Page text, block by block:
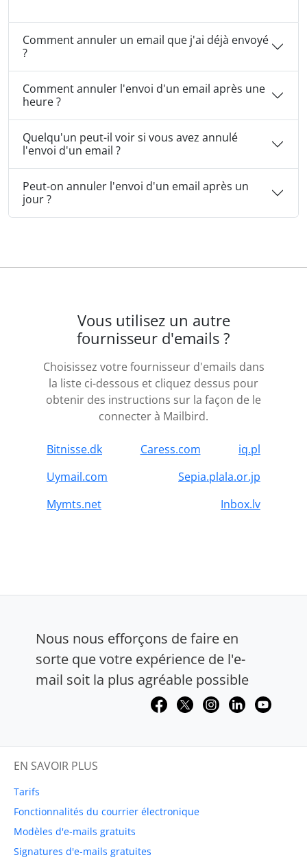
Comment annuler un email que j'ai déjà envoyé
?
Comment annuler l'envoi d'un email après une
heure ?
Quelqu'un peut-il voir si vous avez annulé
l'envoi d'un email ?
Peut-on annuler l'envoi d'un email après un
jour ?
Vous utilisez un autre
fournisseur d'emails ?
Choisissez votre fournisseur d'emails dans
la liste ci-dessous et cliquez dessus pour
obtenir des instructions sur la façon de le
connecter à Mailbird.
Bitnisse.dk Caress.com
iq.pl
Uymail.com
Sepia.plala.or.jp
Mymts.net
Inbox.lv
Nous nous efforçons de faire en
sorte que votre expérience de l'e-
mail soit la plus agréable possible
EN SAVOIR PLUS
Tarifs
Fonctionnalités du courrier électronique
Modèles d'e-mails gratuits
Signatures d'e-mails gratuites